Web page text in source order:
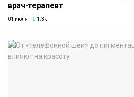
врач-терапевт
01 июля 1.3k